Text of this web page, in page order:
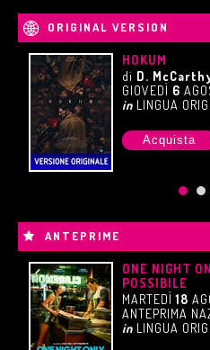
ORIGINAL VERSION
HOKUM
di D.
GIOVEDÌ 6
in LINGUA
Acquista
ANTEPRIME
ONE NIGHT
POSSIBILE
MARTEDÌ18
ANTEPRIMA
in LINGUA